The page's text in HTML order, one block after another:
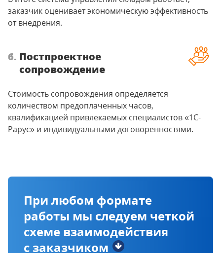
заказчик оценивает экономическую эффективность
от внедрения.
6. Постпроектное
сопровождение
Стоимость сопровождения определяется
количеством предоплаченных часов,
квалификацией привлекаемых специалистов «1С-
Рарус» и индивидуальными договоренностями.
При любом формате
работы мы следуем четкой
схеме взаимодействия
с заказчиком